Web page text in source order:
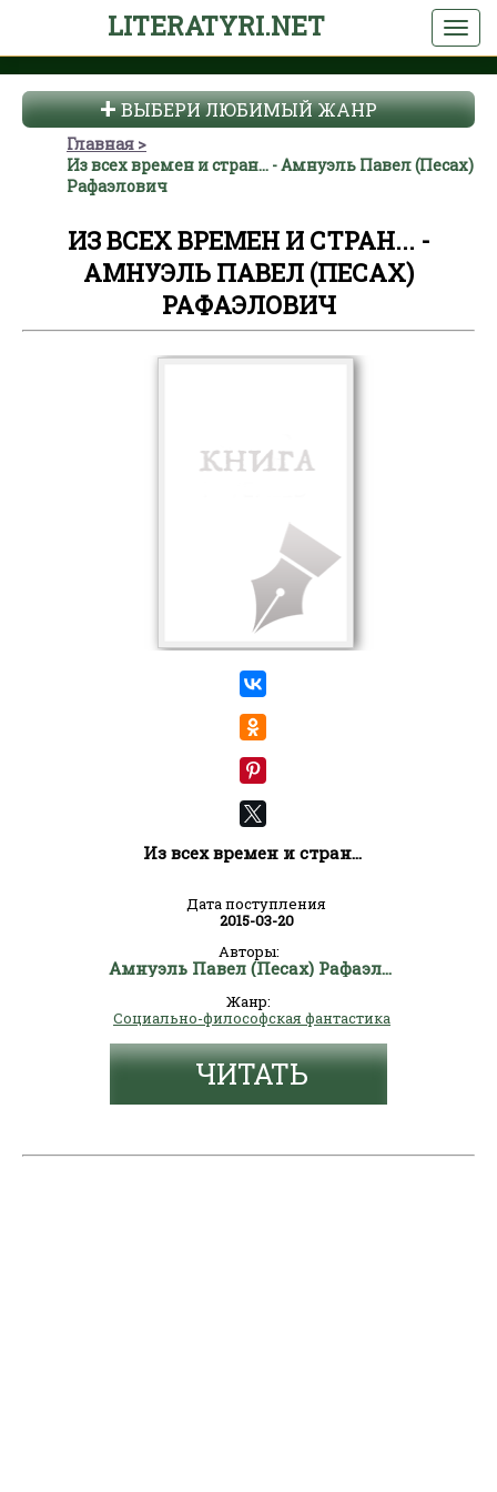
LITERATYRI.NET
ВЫБЕРИ ЛЮБИМЫЙ ЖАНР
Главная
Из всех времен и стран... - Амнуэль Павел (Песах)
Рафаэлович
ИЗ ВСЕХ ВРЕМЕН И СТРАН... -
АМНУЭЛЬ ПАВЕЛ (ПЕСАХ)
РАФАЭЛОВИЧ
Из всех времен и стран...
Дата поступления
2015-03-20
Авторы:
Амнуэль Павел (Песах) Рафаэлович
Жанр:
Социально-философская фантастика
ЧИТАТЬ